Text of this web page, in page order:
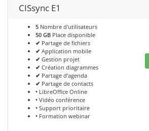
CISsync E1
5 Nombre d'utilisateurs
50 GB Place disponible
✔ Partage de fichiers
✔ Application mobile
✔ Gestion projet
✔ Création diagrammes
✔ Partage d’agenda
✔ Partage de contacts
• LibreOffice Online
• Vidéo conférence
• Support prioritaire
• Formation webinar